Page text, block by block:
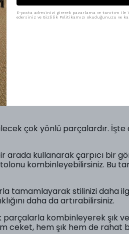
Hakkında Bilmeniz Gerekenler
çok yönlü parçalardır.
kullanarak çarpıcı bir
kombinleyebilirsiniz. Bu
tamamlayarak stilinizi daha
daha da artırabilirsiniz.
parçalarla kombinleyerek şık
ceket, hem şık hem de rahat
E-posta adresinizi girerek pazarlama ve tanıtım
edersiniz ve Gizlilik Politikamızı okuduğunuzu ve